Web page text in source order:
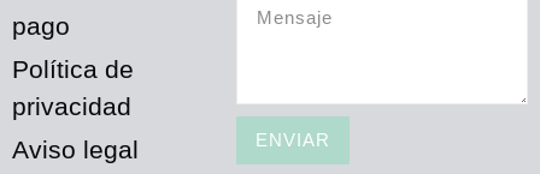
pago
Política de
privacidad
Aviso legal
ENVIAR